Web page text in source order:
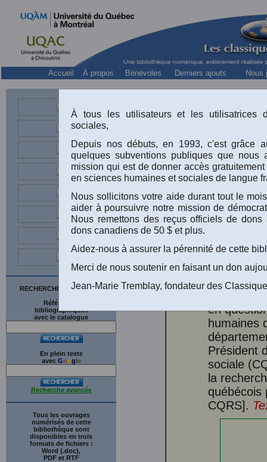
Accueil À propos Bénévoles Derniers ajouts Nous
RECHERCHE SUR LE SITE
Références
bibliographiques
avec le catalogue
En plein texte
avec Google
Recherche avancée
Tous les ouvrages
numérisés de cette
bibliothèque sont
disponibles en trois
formats de fichiers :
Word (.doc),
PDF et RTF
Marc-
Picard et
revue
4, pp. 83-
- pratique
en
humaines
Président
sociale
la
québécois
CQRS].
À tous les utilisateurs et les utilisatrices
sociales,
Depuis nos débuts, en 1993, c'est grâce
quelques subventions publiques que
mission qui est de donner accès
en sciences humaines et sociales de langue
Nous sollicitons votre aide durant tout le
aider à poursuivre notre mission de
Nous remettons des reçus officiels de
dons canadiens de 50 $ et plus.
Aidez-nous à assurer la pérennité de cette
Merci de nous soutenir en faisant un don
Jean-Marie Tremblay, fondateur des